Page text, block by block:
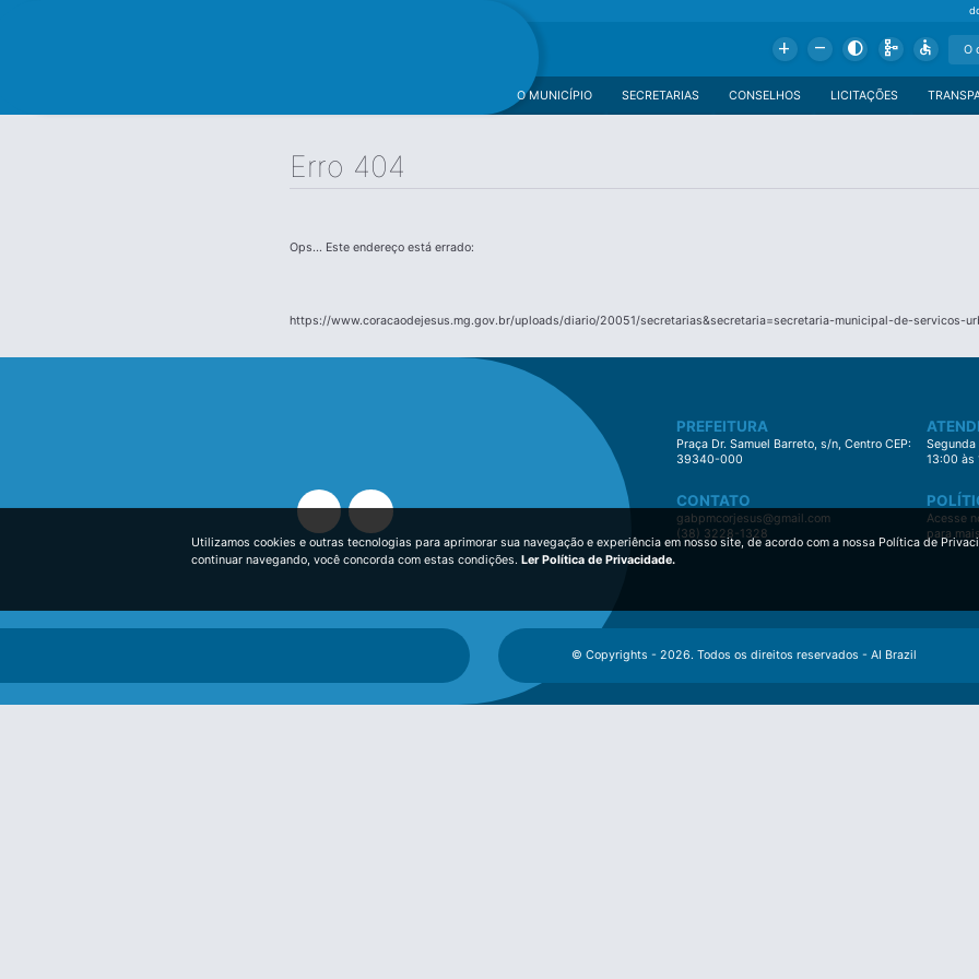
Add Remove Contrast Schema Accessible
LICITAÇÕES
CONSELHOS
SECRETARIAS
O MUNICÍPIO
Erro 404
Ops... Este endereço está errado:
https://www.coracaodejesus.mg.gov.br/uploads/diario/20051/secretarias&secretaria=secretaria-municipal-de-servicos-
PREFEITURA
Praça Dr. Samuel Barreto, s/n, Centro CEP:
39340-000
Segunda
13:00 às
CONTATO
gabpmcorjesus@gmail.com
(38) 3228-1328
Acesse
para
© Copyrights - 2026. Todos os direitos reservados - AI Brazil
Utilizamos cookies e outras tecnologias para aprimorar sua navegação e experiência em nosso site, de acordo com a nossa Política de
continuar navegando, você concorda com estas condições. Ler Política de Privacidade.